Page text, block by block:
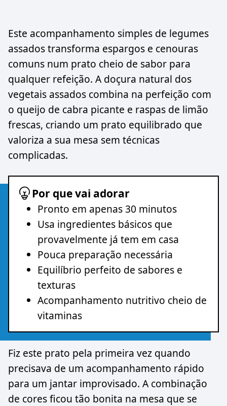
Este acompanhamento simples de legumes
assados transforma espargos e cenouras
comuns num prato cheio de sabor para
qualquer refeição. A doçura natural dos
vegetais assados combina na perfeição com
o queijo de cabra picante e raspas de limão
frescas, criando um prato equilibrado que
valoriza a sua mesa sem técnicas
complicadas.
Por que vai adorar
Pronto em apenas 30 minutos
Usa ingredientes básicos que
provavelmente já tem em casa
Pouca preparação necessária
Equilíbrio perfeito de sabores e
texturas
Acompanhamento nutritivo cheio de
vitaminas
Fiz este prato pela primeira vez quando
precisava de um acompanhamento rápido
para um jantar improvisado. A combinação
de cores ficou tão bonita na mesa que se